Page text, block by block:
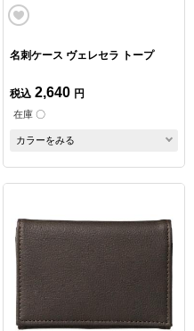
名刺ケース ヴェレセラ トープ
税込 2,640 円
在庫 〇
カラーをみる